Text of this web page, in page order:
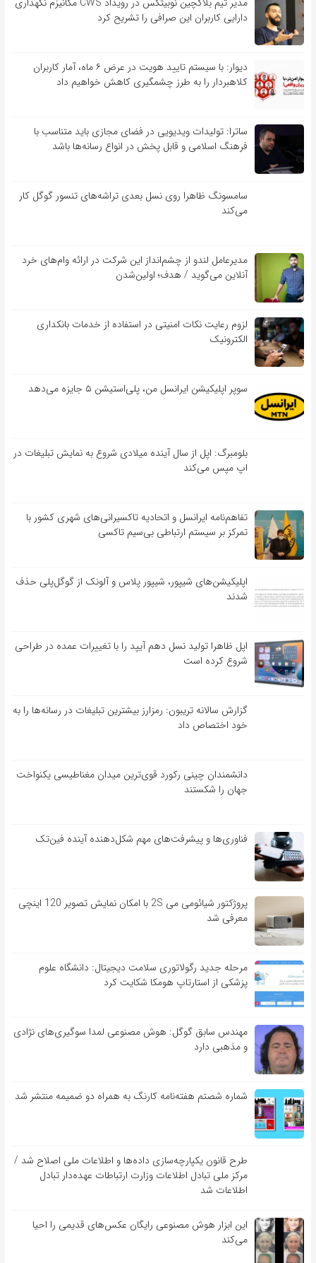
دارایی کاربران این صرافی را تشریح کرد
دیوار: با سیستم تایید هویت در عرض ۶ ماه، آمار کاربران
کلاهبردار را به طرز چشمگیری کاهش خواهیم داد
ساترا: تولیدات ویدیویی در فضای مجازی باید متناسب با
فرهنگ اسلامی و قابل پخش در انواع رسانه‌ها باشد
سامسونگ ظاهرا روی نسل بعدی تراشه‌های تنسور گوگل کار
می‌کند
مدیرعامل لندو از چشم‌انداز این شرکت در ارائه وام‌های خرد
آنلاین می‌گوید / هدف؛ اولین‌شدن
لزوم رعایت نکات امنیتی در استفاده از خدمات بانکداری
الکترونیک
سوپر اپلیکیشن ایرانسل من، پلی‌استیشن ۵ جایزه می‌دهد
بلومبرگ: اپل از سال آینده میلادی شروع به نمایش تبلیغات در
اپ مپس می‌کند
تفاهم‌نامه‌ ایرانسل و اتحادیه تاکسیرانی‌های شهری کشور با
تمرکز بر سیستم ارتباطی بی‌سیم تاکسی
اپلیکیشن‌های شیپور، شیپور پلاس و آلونک از گوگل‌پلی حذف
شدند
اپل ظاهرا تولید نسل دهم آیپد را با تغییرات عمده در طراحی
شروع کرده است
گزارش سالانه تریبون: رمزارز بیشترین تبلیغات در رسانه‌ها را به
خود اختصاص داد
دانشمندان چینی رکورد قوی‌ترین میدان مغناطیسی یکنواخت
جهان را شکستند
فناوری‌ها و پیشرفت‌های مهم شکل‌دهنده آینده فین‌تک
پروژکتور شیائومی می 2S با امکان نمایش تصویر 120 اینچی
معرفی شد
مرحله جدید رگولاتوری سلامت دیجیتال: دانشگاه علوم
پزشکی از استارتاپ هومکا شکایت کرد
مهندس سابق گوگل: هوش مصنوعی لمدا سوگیری‌های نژادی
و مذهبی دارد
شماره شصتم هفته‌نامه کارنگ به همراه دو ضمیمه منتشر شد
طرح قانون یکپارچه‌سازی داده‌ها و اطلاعات ملی اصلاح شد /
مرکز ملی تبادل اطلاعات وزارت ارتباطات عهده‌دار تبادل
اطلاعات شد
این ابزار هوش مصنوعی رایگان عکس‌های قدیمی را احیا
می‌کند